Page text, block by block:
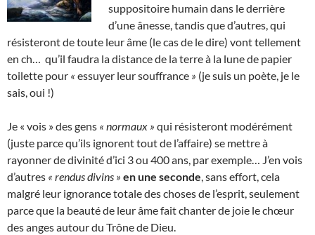
suppositoire humain dans le derrière
d’une ânesse, tandis que d’autres, qui
résisteront de toute leur âme (le cas de le dire) vont tellement
en ch… qu’il faudra la distance de la terre à la lune de papier
toilette pour « essuyer leur souffrance » (je suis un poète, je le
sais, oui !)
Je « vois » des gens « normaux » qui résisteront modérément
(juste parce qu’ils ignorent tout de l’affaire) se mettre à
rayonner de divinité d’ici 3 ou 400 ans, par exemple… J’en vois
d’autres « rendus divins » en une seconde , sans effort, cela
malgré leur ignorance totale des choses de l’esprit, seulement
parce que la beauté de leur âme fait chanter de joie le chœur
des anges autour du Trône de Dieu.